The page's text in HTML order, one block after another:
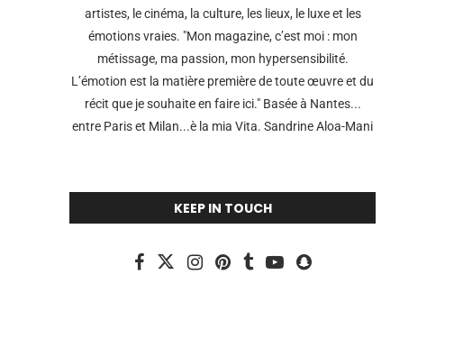
artistes, le cinéma, la culture, les lieux, le luxe et les
émotions vraies. "Mon magazine, c’est moi : mon
métissage, ma passion, mon hypersensibilité.
L’émotion est la matière première de toute œuvre et du
récit que je souhaite en faire ici." Basée à Nantes...
entre Paris et Milan...è la mia Vita. Sandrine Aloa-Mani
KEEP IN TOUCH